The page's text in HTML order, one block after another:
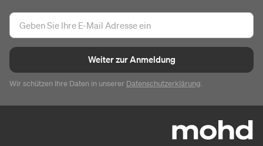
Weiter zur Anmeldung
Wir schützen Ihre Daten in unserer Datenschutzerklärung.